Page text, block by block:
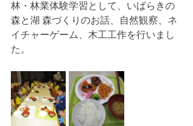
林・林業体験学習として、いばらきの
森と湖 森づくりのお話、自然観察、ネ
イチャーゲーム、木工工作を行いまし
た。